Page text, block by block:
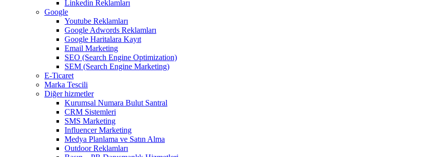
Linkedin Reklamları
Google
Youtube Reklamları
Google Adwords Reklamları
Google Haritalara Kayıt
Email Marketing
SEO (Search Engine Optimization)
SEM (Search Engine Marketing)
E-Ticaret
Marka Tescili
Diğer hizmetler
Kurumsal Numara Bulut Santral
CRM Sistemleri
SMS Marketing
Influencer Marketing
Medya Planlama ve Satın Alma
Outdoor Reklamları